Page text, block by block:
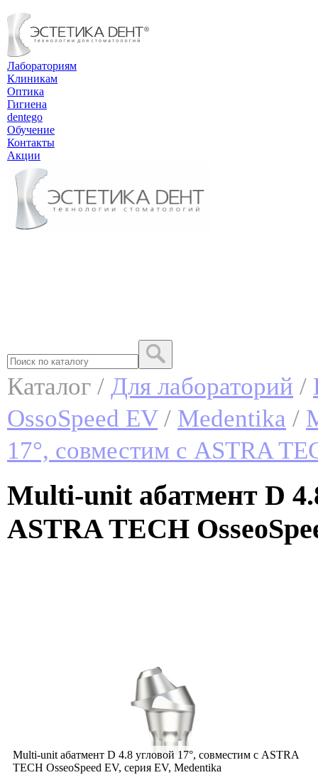
Лабораториям
Клиникам
Оптика
Гигиена
dentego
Обучение
Контакты
Акции
Каталог / Для лабораторий /
OssoSpeed EV/ Medentika /
17°, совместим с ASTRA
Multi-unit абатмент D
ASTRA TECH
Multi-unit абатмент D 4.8 угловой 17°, совместим с ASTRA
TECH OsseoSpeed EV, серия EV, Medentika